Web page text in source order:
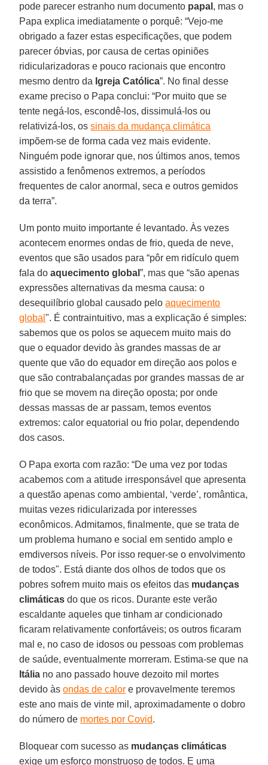
pode parecer estranho num documento papal , mas o
Papa explica imediatamente o porquê: “Vejo-me
obrigado a fazer estas especificações, que podem
parecer óbvias, por causa de certas opiniões
ridicularizadoras e pouco racionais que encontro
mesmo dentro da Igreja Católica”. No final desse
exame preciso o Papa conclui: “Por muito que se
tente negá-los, escondê-los, dissimulá-los ou
relativizá-los, ossinais da mudança climática
impõem-se de forma cada vez mais evidente.
Ninguém pode ignorar que, nos últimos anos, temos
assistido a fenômenos extremos, a períodos
frequentes de calor anormal, seca e outros gemidos
da terra”.
Um ponto muito importante é levantado. Às vezes
acontecem enormes ondas de frio, queda de neve,
eventos que são usados para “pôr em ridículo quem
fala doaquecimento global”, mas que “são apenas
expressões alternativas da mesma causa: o
desequilíbrio global causado peloaquecimento
global". É contraintuitivo, mas a explicação é simples:
sabemos que os polos se aquecem muito mais do
que o equador devido às grandes massas de ar
quente que vão do equador em direção aos polos e
que são contrabalançadas por grandes massas de ar
frio que se movem na direção oposta; por onde
dessas massas de ar passam, temos eventos
extremos: calor equatorial ou frio polar, dependendo
dos casos.
O Papa exorta com razão: “De uma vez por todas
acabemos com a atitude irresponsável que apresenta
a questão apenas como ambiental, ‘verde’, romântica,
muitas vezes ridicularizada por interesses
econômicos. Admitamos, finalmente, que se trata de
um problema humano e social em sentido amplo e
emdiversos níveis. Por isso requer-se o envolvimento
de todos". Está diante dos olhos de todos que os
pobres sofrem muito mais os efeitos das mudanças
climáticas do que os ricos. Durante este verão
escaldante aqueles que tinham ar condicionado
ficaram relativamente confortáveis; os outros ficaram
mal e, no caso de idosos ou pessoas com problemas
de saúde, eventualmente morreram. Estima-se que na
Itália no ano passado houve dezoito mil mortes
devido àsondas de calor e provavelmente teremos
este ano mais de vinte mil, aproximadamente o dobro
do número de mortes por Covid.
Bloquear com sucesso as mudanças climáticas
exige um esforço monstruoso de todos. E uma